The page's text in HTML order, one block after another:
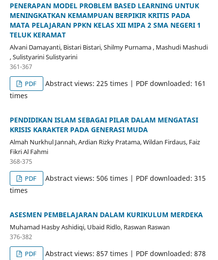
PENERAPAN MODEL PROBLEM BASED LEARNING UNTUK
MENINGKATKAN KEMAMPUAN BERPIKIR KRITIS PADA
MATA PELAJARAN PPKN KELAS XII MIPA 2 SMA NEGERI 1
TELUK KERAMAT
Alvani Damayanti, Bistari Bistari, Shilmy Purnama , Mashudi Mashudi
, Sulistyarini Sulistyarini
361-367
PDF
Abstract views: 225 times | PDF downloaded: 161
times
PENDIDIKAN ISLAM SEBAGAI PILAR DALAM MENGATASI
KRISIS KARAKTER PADA GENERASI MUDA
Almah Nurkhul Jannah, Ardian Rizky Pratama, Wildan Firdaus, Faiz
Fikri Al Fahmi
368-375
PDF
Abstract views: 506 times | PDF downloaded: 315
times
ASESMEN PEMBELAJARAN DALAM KURIKULUM MERDEKA
Muhamad Hasby Ashidiqi, Ubaid Ridlo, Raswan Raswan
376-382
PDF
Abstract views: 857 times | PDF downloaded: 878